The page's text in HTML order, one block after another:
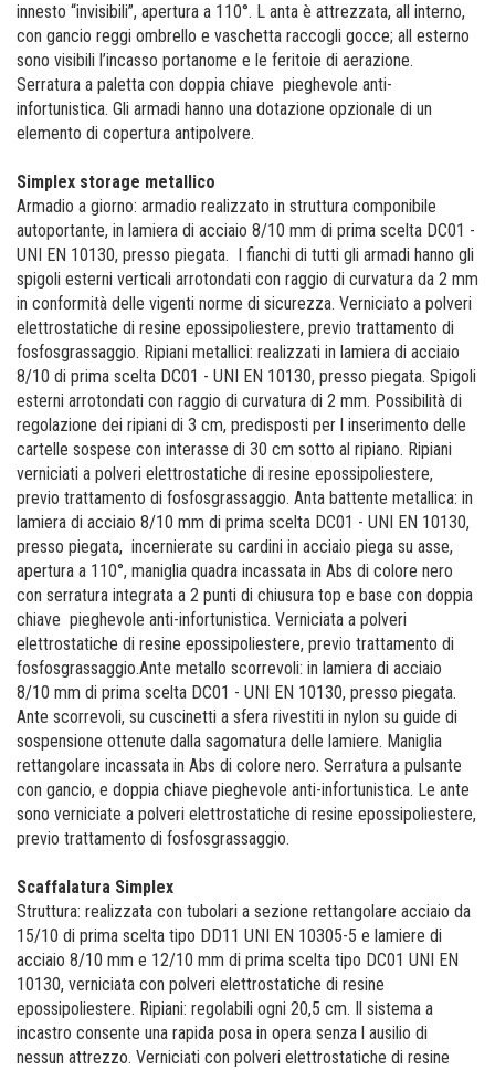
innesto “invisibili”, apertura a 110°. L anta è attrezzata, all interno,
con gancio reggi ombrello e vaschetta raccogli gocce; all esterno
sono visibili l’incasso portanome e le feritoie di aerazione.
Serratura a paletta con doppia chiave pieghevole anti-
infortunistica.​ Gli armadi hanno una dotazione opzionale di un
elemento di copertura antipolvere.
Simplex storage metallico
Armadio a giorno: armadio realizzato in struttura componibile
autoportante, in lamiera di acciaio 8/10 mm di prima scelta DC01 -
UNI EN 10130, presso piegata. I fianchi di tutti gli armadi hanno gli
spigoli esterni verticali arrotondati con raggio di curvatura da 2 mm
in conformità delle vigenti norme di sicurezza. Verniciato a polveri
elettrostatiche di resine epossipoliestere, previo trattamento di
fosfosgrassaggio.​ Ripiani metallici: realizzati in lamiera di acciaio
8/10 di prima scelta DC01 - UNI EN 10130, presso piegata. Spigoli
esterni arrotondati con raggio di curvatura di 2 mm. Possibilità di
regolazione dei ripiani di 3 cm, predisposti per l inserimento delle
cartelle sospese con interasse di 30 cm sotto al ripiano. Ripiani
verniciati a polveri elettrostatiche di resine epossipoliestere,
previo trattamento di fosfosgrassaggio.​ Anta battente metallica: in
lamiera di acciaio 8/10 mm di prima scelta DC01 - UNI EN 10130,
presso piegata, incernierate su cardini in acciaio piega su asse,
apertura a 110°, maniglia quadra incassata in Abs di colore nero
con serratura integrata a 2 punti di chiusura top e base con doppia
chiave pieghevole anti-infortunistica. Verniciata a polveri
elettrostatiche di resine epossipoliestere, previo trattamento di
fosfosgrassaggio.​Ante metallo scorrevoli: in lamiera di acciaio
8/10 mm di prima scelta DC01 - UNI EN 10130, presso piegata.
Ante scorrevoli, su cuscinetti a sfera rivestiti in nylon su guide di
sospensione ottenute dalla sagomatura delle lamiere. Maniglia
rettangolare incassata in Abs di colore nero. Serratura a pulsante
con gancio, e doppia chiave pieghevole anti-infortunistica. Le ante
sono verniciate a polveri elettrostatiche di resine epossipoliestere,
previo trattamento di fosfosgrassaggio.
Scaffalatura Simplex
Struttura: realizzata con tubolari a sezione rettangolare acciaio da
15/10 di prima scelta tipo DD11 UNI EN 10305-5 e lamiere di
acciaio 8/10 mm e 12/10 mm di prima scelta tipo DC01 UNI EN
10130, verniciata con polveri elettrostatiche di resine
epossipoliestere.​ Ripiani: regolabili ogni 20,5 cm. Il sistema a
incastro consente una rapida posa in opera senza l ausilio di
nessun attrezzo. Verniciati con polveri elettrostatiche di resine